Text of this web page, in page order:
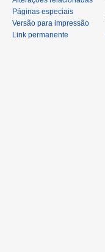
Páginas especiais
Versão para impressão
Link permanente